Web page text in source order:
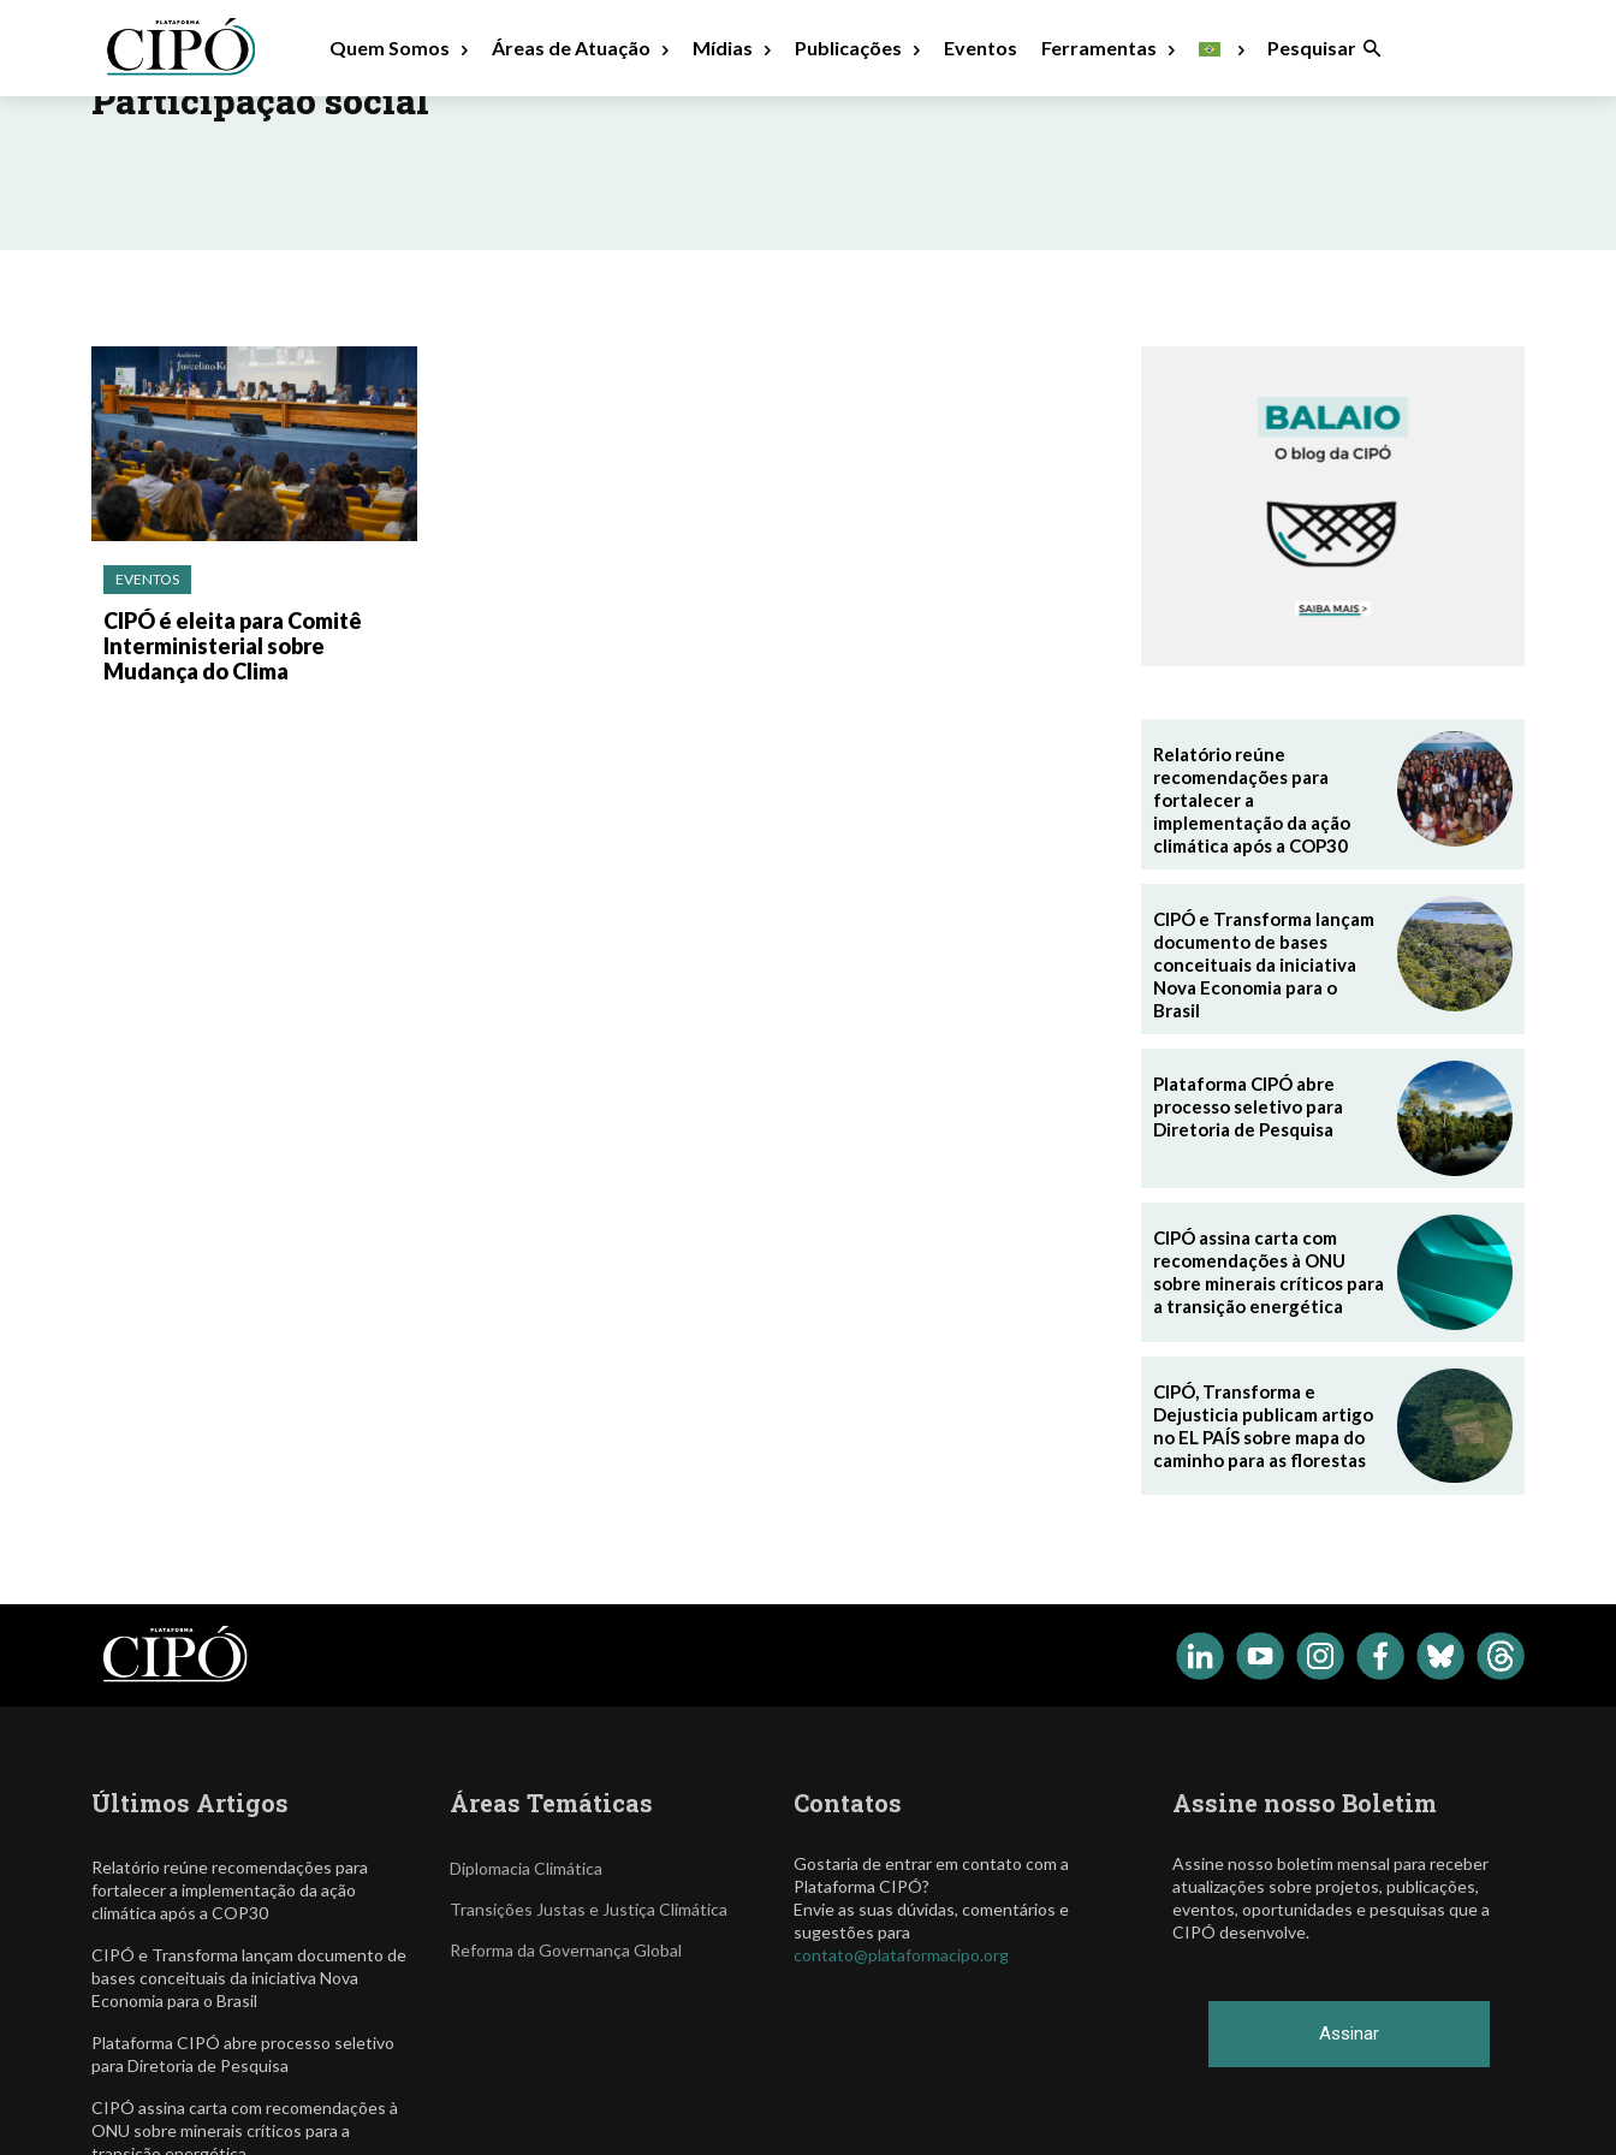
Pesquisar
Quem Somos Áreas de Atuação Mídias Publicações Eventos Ferramentas
RESULTADOS POR TAG :
Participação social
EVENTOS
CIPÓ é eleita para Comitê
Interministerial sobre
Mudança do Clima
Relatório reúne
recomendações para
fortalecer a
implementação da ação
climática após a COP30
CIPÓ e Transforma lançam
documento de bases
conceituais da iniciativa
Nova Economia para o
Brasil
Plataforma CIPÓ abre
processo seletivo para
Diretoria de Pesquisa
CIPÓ assina carta com
recomendações à ONU
sobre minerais críticos para
a transição energética
CIPÓ, Transforma e
Dejusticia publicam artigo
no EL PAÍS sobre mapa do
caminho para as florestas
Últimos Artigos
Relatório reúne recomendações para
fortalecer a implementação da ação
climática após a COP30
CIPÓ e Transforma lançam documento de
bases conceituais da iniciativa Nova
Economia para o Brasil
Plataforma CIPÓ abre processo seletivo
para Diretoria de Pesquisa
CIPÓ assina carta com recomendações à
ONU sobre minerais críticos para a
Áreas Temáticas
Diplomacia Climática
Transições Justas e Justiça Climática
Reforma da Governança Global
Contatos
Gostaria de entrar em contato com a
Plataforma CIPÓ?
Envie as suas dúvidas, comentários e
sugestões para
contato@plataformacipo.org
Assine nosso Boletim
Assine nosso boletim mensal para receber
atualizações sobre projetos, publicações,
eventos, oportunidades e pesquisas que a
CIPÓ desenvolve.
Assinar